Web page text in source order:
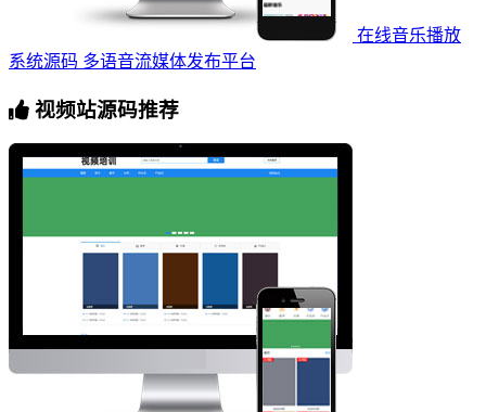
在线音乐播放
系统源码 多语音流媒体发布平台
视频站源码推荐